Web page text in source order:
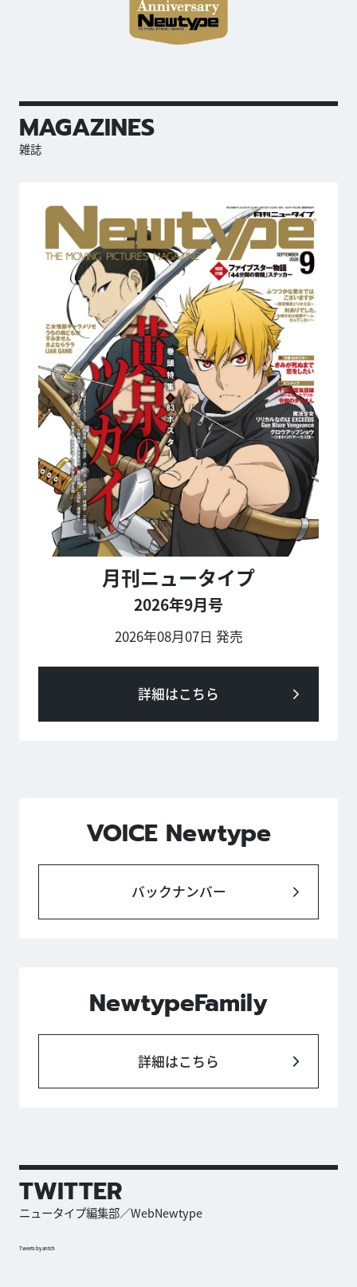
MAGAZINES
雑誌
月刊ニュータイプ
2026年9月号
2026年08月07日 発売
詳細はこちら
VOICE Newtype
バックナンバー
NewtypeFamily
詳細はこちら
TWITTER
ニュータイプ編集部／WebNewtype
Tweets by antch